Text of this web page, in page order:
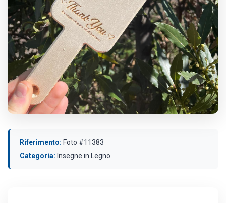
Riferimento: Foto #11383
Categoria: Insegne in Legno